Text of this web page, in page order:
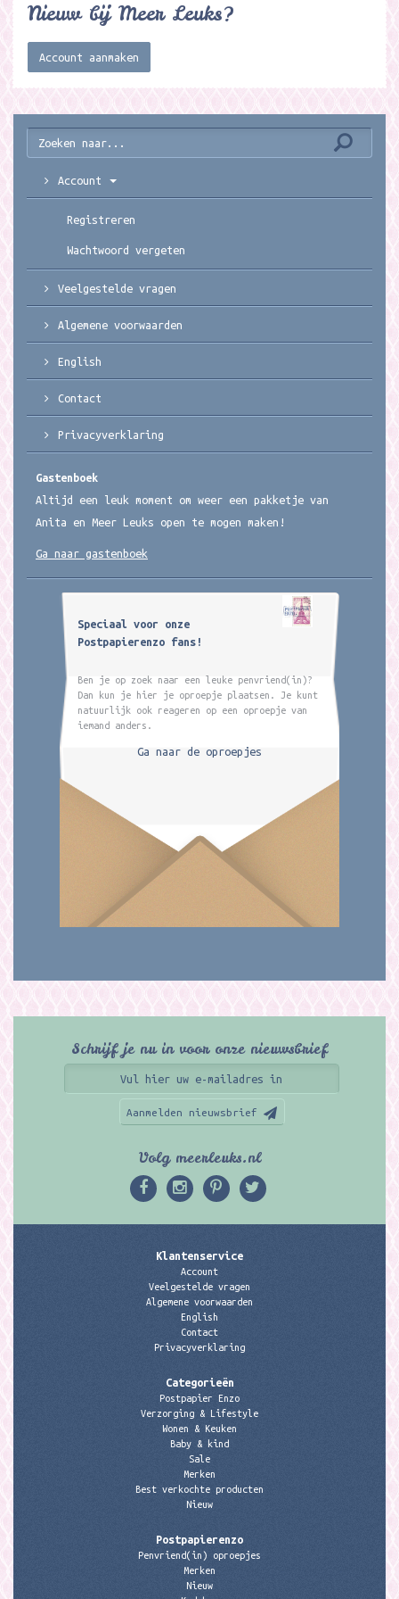
Nieuw bij Meer Leuks?
Account aanmaken
Account
Registreren
Wachtwoord vergeten
Veelgestelde vragen
Algemene voorwaarden
English
Contact
Privacyverklaring
Gastenboek
Altijd een leuk moment om weer een pakketje van
Anita en Meer Leuks open te mogen maken!
Ga naar gastenboek
Speciaal voor onze
Postpapierenzo fans!
Ben je op zoek naar een leuke penvriend(in)?
Dan kun je hier je oproepje plaatsen. Je kunt
natuurlijk ook reageren op een oproepje van
iemand anders.
Ga naar de oproepjes
Schrijf je nu in voor onze nieuwsbrief
Aanmelden nieuwsbrief
Volg meerleuks.nl
Klantenservice
Account
Veelgestelde vragen
Algemene voorwaarden
English
Contact
Privacyverklaring
Categorieën
Postpapier Enzo
Verzorging & Lifestyle
Wonen & Keuken
Baby & kind
Sale
Merken
Best verkochte producten
Nieuw
Postpapierenzo
Penvriend(in) oproepjes
Merken
Nieuw